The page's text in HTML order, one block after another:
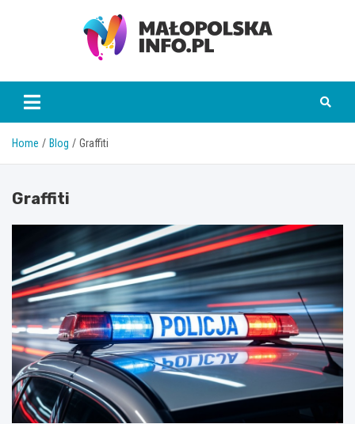
Małopolska Info
Home Blog Graffiti
Graffiti